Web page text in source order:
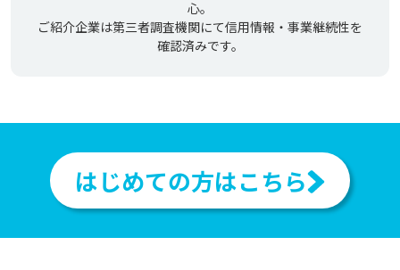
心。
ご紹介企業は第三者調査機関にて信用情報・事業継続性を
確認済みです。
はじめての方はこちら